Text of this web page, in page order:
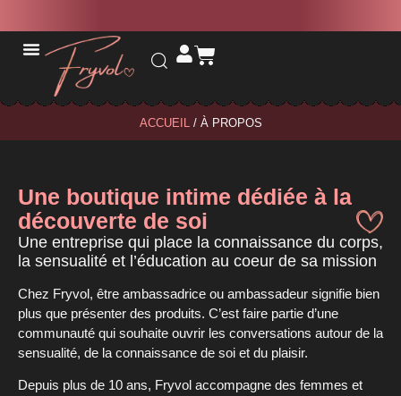
Livraison
gratuite à
partir de
Pas de
conseillère?
Utilisez le
pour 10 %
de rabais à
Livraison
partout
au Canada!
ACCUEIL / À PROPOS
Une boutique intime dédiée à la
découverte de soi
Une entreprise qui place la connaissance du corps,
la sensualité et l’éducation au coeur de sa mission
Chez Fryvol, être ambassadrice ou ambassadeur signifie bien
plus que présenter des produits. C’est faire partie d’une
communauté qui souhaite ouvrir les conversations autour de la
sensualité, de la connaissance de soi et du plaisir.
Depuis plus de 10 ans, Fryvol accompagne des femmes et